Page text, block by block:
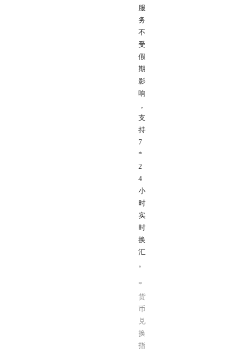
服
务
不
受
假
期
影
响
，
支
持
7
*
2
4
小
时
实
时
换
汇
。
*
货
币
兑
换
指